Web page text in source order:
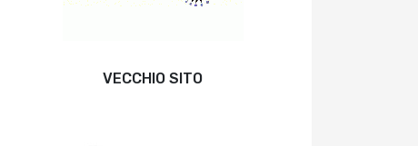
VECCHIO SITO